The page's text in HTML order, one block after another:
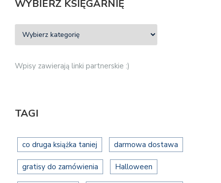
WYBIERZ KSIĘGARNIĘ
Wpisy zawierają linki partnerskie :)
TAGI
co druga książka taniej darmowa dostawa
gratisy do zamówienia Halloween